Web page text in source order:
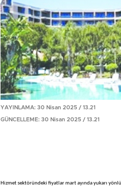
YAYINLAMA: 30 Nisan 2025 / 13.21
GÜNCELLEME: 30 Nisan 2025 / 13.21
Hizmet sektöründeki fiyatlar mart ayında yukarı